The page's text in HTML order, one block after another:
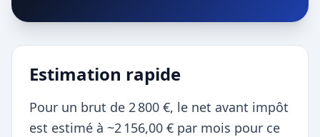
Estimation rapide
Pour un brut de 2 800 €, le net avant impôt
est estimé à ~2 156,00 € par mois pour ce